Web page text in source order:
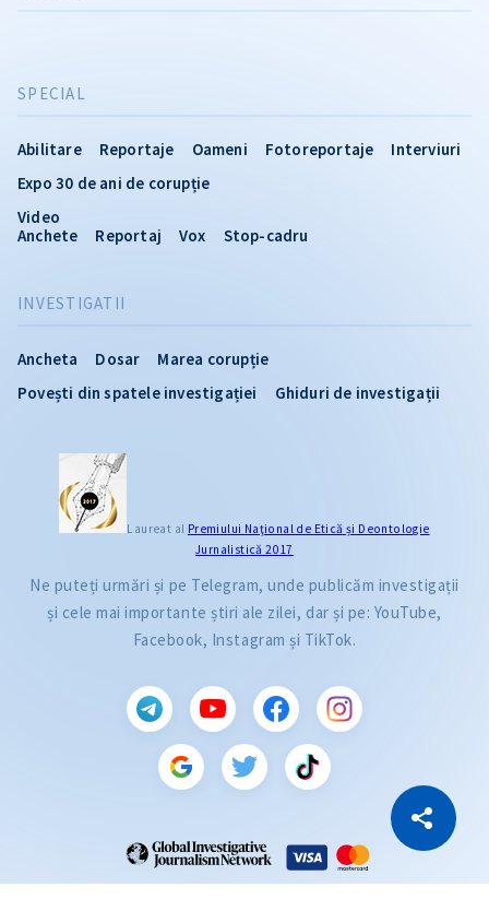
Copiază Link
INVESTIGATII
Ancheta Dosar
Marea corupție
Povești din spatele investigației
Ghiduri de investigații
SPECIAL
Abilitare Reportaje Oameni Fotoreportaje
Interviuri
Expo 30 de ani de corupție
Video
Anchete
Reportaj Vox Stop-cadru
Laureat al Premiului Naţional de Etică și Deontologie
Jurnalistică 2017
Ne puteți urmări și pe Telegram, unde publicăm investigații
și cele mai importante știri ale zilei, dar și pe: YouTube,
Facebook, Instagram și TikTok.